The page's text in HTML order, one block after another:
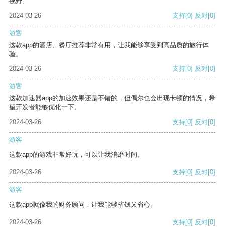
2024-03-26
支持[0] 反对[0]
游客
这款app的酒店、餐厅推荐非常有用，让我能够享受到高品质的旅行体
验。
2024-03-26
支持[0] 反对[0]
游客
这款加速器app的加速效果还是不错的，但偶尔也会出现卡顿的情况，希
望开发者能够优化一下。
2024-03-26
支持[0] 反对[0]
游客
这款app的游戏非常好玩，可以让我消磨时间。
2024-03-26 支持[0] 反对[0]
游客
这款app就像我的财务顾问，让我能够省钱又省心。
2024-03-26 支持[0] 反对[0]